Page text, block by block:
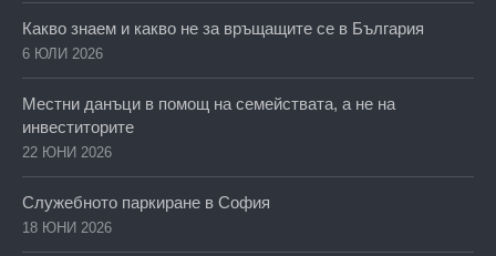
Какво знаем и какво не за връщащите се в България
6 ЮЛИ 2026
Местни данъци в помощ на семействата, а не на
инвеститорите
22 ЮНИ 2026
Служебното паркиране в София
18 ЮНИ 2026